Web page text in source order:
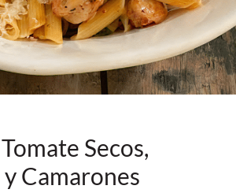
Secos,
y Camarones